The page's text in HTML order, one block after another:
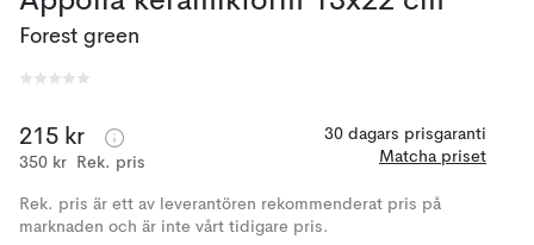
Forest green
215 kr
350 kr Rek. pris
30 dagars prisgaranti
Matcha priset
Rek. pris är ett av leverantören rekommenderat pris på
marknaden och är inte vårt tidigare pris.